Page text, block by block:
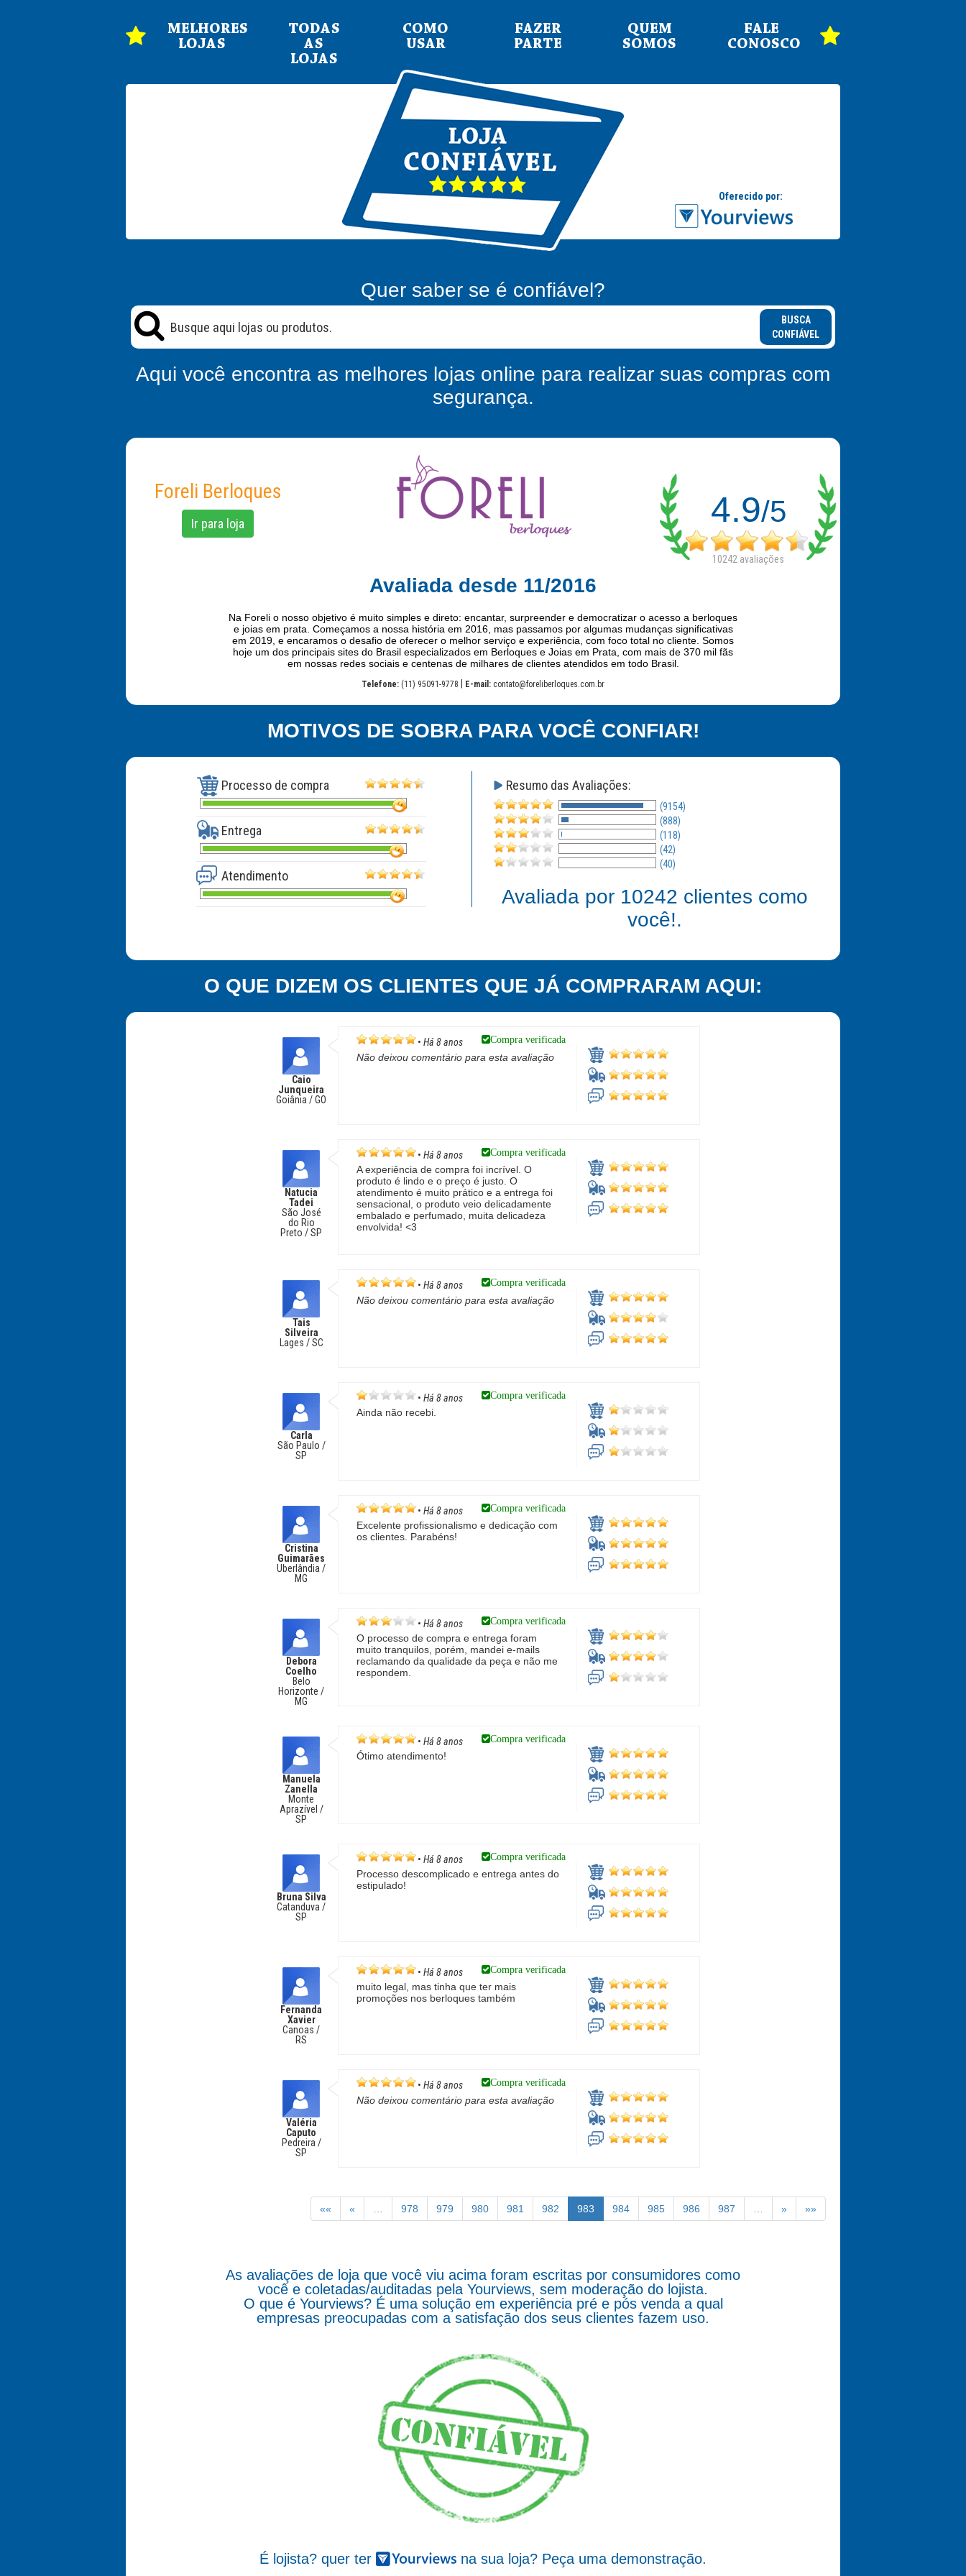
MELHORES
LOJAS
TODAS
AS
LOJAS
COMO
USAR
FAZER
PARTE
QUEM
SOMOS
FALE
CONOSCO
Quer saber se é confiável?
BUSCA
CONFIÁVEL
Aqui você encontra as melhores lojas online para realizar suas compras com
segurança.
Foreli Berloques
Ir para loja 4.9/5
10242 avaliações
Avaliada desde 11/2016
Na Foreli o nosso objetivo é muito simples e direto: encantar, surpreender e democratizar o acesso a berloques
e joias em prata. Começamos a nossa história em 2016, mas passamos por algumas mudanças significativas
em 2019, e encaramos o desafio de oferecer o melhor serviço e experiência, com foco total no cliente. Somos
hoje um dos principais sites do Brasil especializados em Berloques e Joias em Prata, com mais de 370 mil fãs
em nossas redes sociais e centenas de milhares de clientes atendidos em todo Brasil.
Telefone: (11) 95091-9778 E-mail: contato@foreliberloques.com.br
MOTIVOS DE SOBRA PARA VOCÊ CONFIAR!
Processo de compra
Entrega
Atendimento
Resumo das Avaliações:
(9154)
(888)
(118)
(42)
(40)
Avaliada por 10242 clientes como
você!.
O QUE DIZEM OS CLIENTES QUE JÁ COMPRARAM AQUI:
Caio
Junqueira
Goiânia / GO
• Há 8 anos Compra verificada
Não deixou comentário para esta avaliação
Natucia
Tadei
São José
do Rio
Preto / SP
• Há 8 anos Compra verificada
A experiência de compra foi incrível. O
produto é lindo e o preço é justo. O
atendimento é muito prático e a entrega foi
sensacional, o produto veio delicadamente
embalado e perfumado, muita delicadeza
envolvida! <3
Tais
Silveira
Lages / SC
• Há 8 anos Compra verificada
Não deixou comentário para esta avaliação
Carla
São Paulo /
SP
• Há 8 anos Compra verificada
Ainda não recebi.
Cristina
Guimarães
Uberlândia /
MG
• Há 8 anos Compra verificada
Excelente profissionalismo e dedicação com
os clientes. Parabéns!
Debora
Coelho
Belo
Horizonte /
MG
• Há 8 anos Compra verificada
O processo de compra e entrega foram
muito tranquilos, porém, mandei e-mails
reclamando da qualidade da peça e não me
respondem.
Manuela
Zanella
Monte
Aprazível /
SP
• Há 8 anos Compra verificada
Ótimo atendimento!
Bruna Silva
Catanduva /
SP
• Há 8 anos Compra verificada
Processo descomplicado e entrega antes do
estipulado!
Fernanda
Xavier
Canoas /
RS
• Há 8 anos Compra verificada
muito legal, mas tinha que ter mais
promoções nos berloques também
Valéria
Caputo
Pedreira /
SP
• Há 8 anos Compra verificada
Não deixou comentário para esta avaliação
«« « 978 979 980 981 982 983 984 985 986 987 » »»
As avaliações de loja que você viu acima foram escritas por consumidores como
você e coletadas/auditadas pela Yourviews, sem moderação do lojista.
O que é Yourviews? É uma solução em experiência pré e pós venda a qual
empresas preocupadas com a satisfação dos seus clientes fazem uso.
É lojista? quer ter na sua loja? Peça uma demonstração.